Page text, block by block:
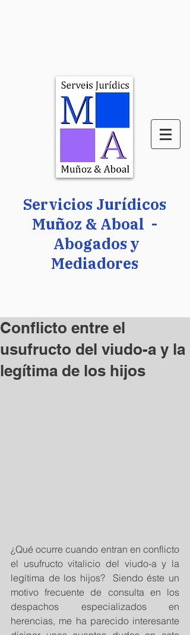
Servicios Jurídicos
Muñoz & Aboal -
Abogados y
Mediadores
Conflicto entre el
usufructo del viudo-a y la
legítima de los hijos
¿Qué ocurre cuando entran en conflicto
el usufructo vitalicio del viudo-a y la
legítima de los hijos?  Siendo éste un
motivo frecuente de consulta en los
despachos especializados en
herencias, me ha parecido interesante